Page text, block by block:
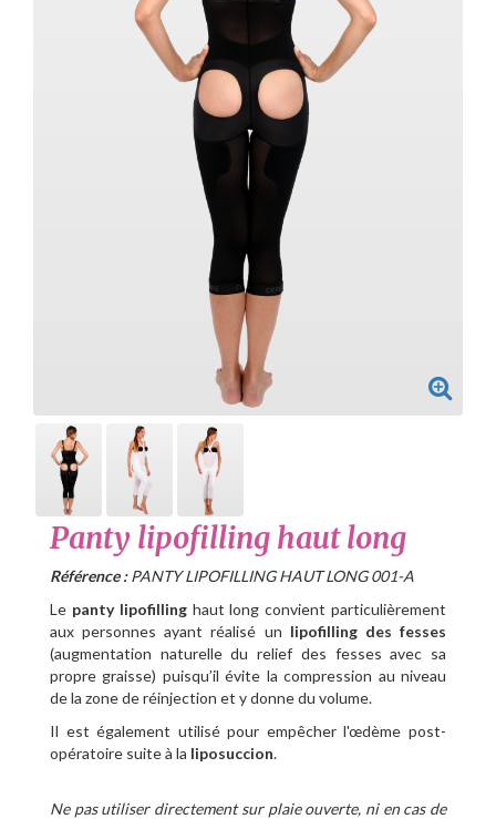
Panty lipofilling haut long
Référence :PANTY LIPOFILLING HAUT LONG 001-A
Le panty lipofillinghaut long convient particulièrement
aux personnes ayant réalisé un lipofilling des fesses
(augmentation naturelle du relief des fesses avec sa
propre graisse) puisqu’il évite la compression au niveau
de la zone de réinjection et y donne du volume.
Il est également utilisé pour empêcher l'œdème post-
opératoire suite à la liposuccion.
Ne pas utiliser directement sur plaie ouverte, ni en cas de